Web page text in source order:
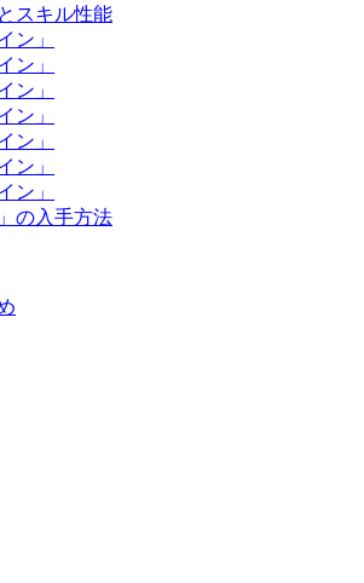
スキル性能
ン」
ン」
ン」
ン」
ン」
ン」
ン」
の入手方法